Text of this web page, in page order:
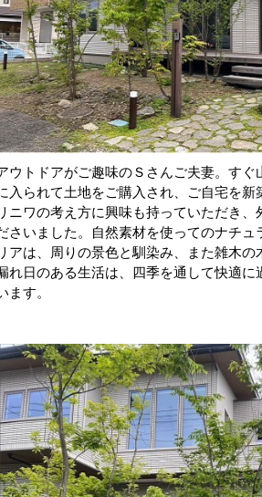
ウトドアがご趣味のＳさんご夫妻。すぐ
入られて土地をご購入され、ご自宅を新
ニワの考え方に興味も持っていただき、
さいました。自然素材を使ってのナチュ
アは、周りの景色と馴染み、また雑木の
れ日のある生活は、四季を通して快適に
ます。